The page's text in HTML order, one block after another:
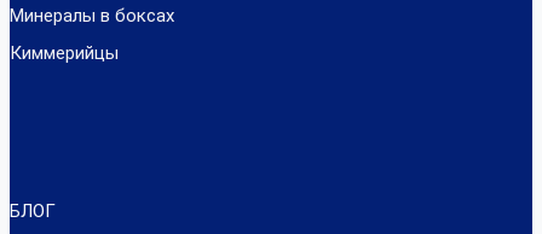
Минералы в боксах
Киммерийцы
БЛОГ